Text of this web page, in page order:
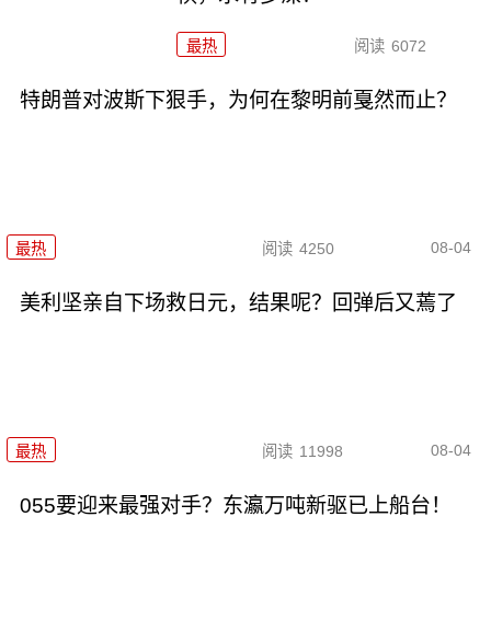
最热 阅读 6072
特朗普对波斯下狠手，为何在黎明前戛然而止？
最热 阅读 4250 08-04
美利坚亲自下场救日元，结果呢？回弹后又蔫了
最热 阅读 11998 08-04
055要迎来最强对手？东瀛万吨新驱已上船台！